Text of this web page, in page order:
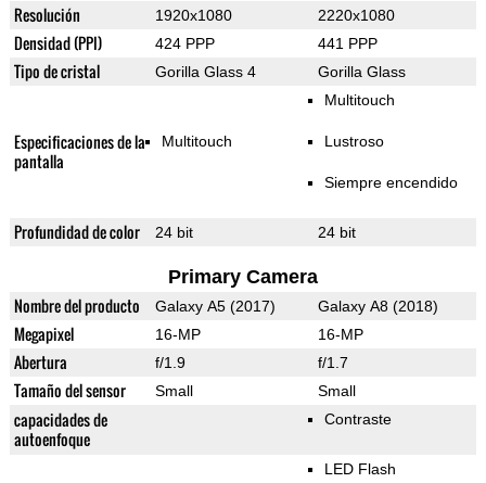
Resolución 1920x1080 2220x1080
Densidad (PPI) 424 PPP 441 PPP
Tipo de cristal Gorilla Glass 4 Gorilla Glass
Especificaciones de la
pantalla
Multitouch
Multitouch
Lustroso
Siempre encendido
Profundidad de color 24 bit 24 bit
Primary Camera
Nombre del producto Galaxy A5 (2017) Galaxy A8 (2018)
Megapixel 16-MP 16-MP
Abertura f/1.9 f/1.7
Tamaño del sensor Small Small
capacidades de
autoenfoque
Contraste
LED Flash